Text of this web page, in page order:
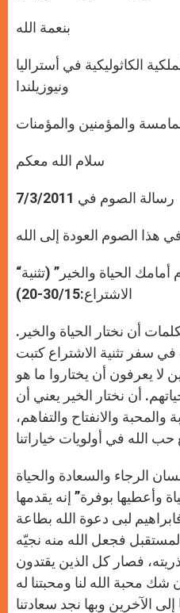
بنعمة الله
الكاثوليكية في أستراليا
ونيوزيلندا
والمؤمنين والمؤمنات
سلام الله معكم
رسالة الصوم في 7/3/2011
هذا الصوم العودة إلى الله
“أنظر! إني قد جعلت اليوم أمامك الحياة والخير” (تثنية
الاشتراع:30/15-20)
أن نختار الحياة والخير.
سفر تثنية الاشتراع كتبت
لا يعرفون أن يختاروا ما هو
أن نختار الخير يعني أن
والانفتاح والتفاهم،
الرجاء والسعادة والحياة
وأعطيها بوفرة” إنه يقدمها
لبى دعوة الله بطاعة
فجعل الله منه نجيّه
فصار كل الذين يقتدون
شك محبة الله لنا ومحبتنا له